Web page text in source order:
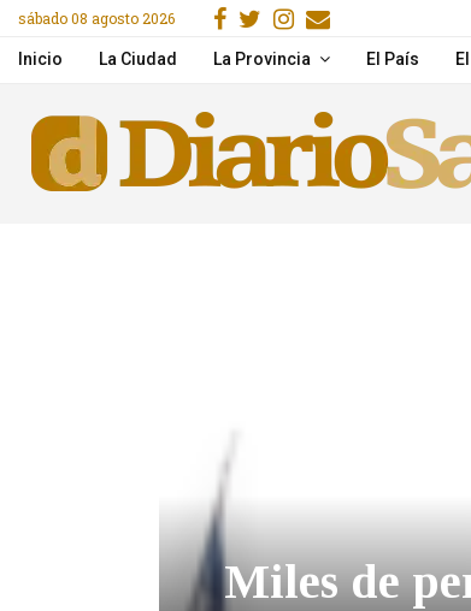
sábado 08 agosto 2026 Facebook
Gorjeo
Instagram
Email
Inicio La Ciudad La Provincia El País
Miles de